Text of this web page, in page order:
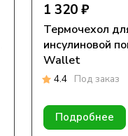
1 320 ₽
Термочехол
инсулиновой
Wallet
4.4 Под заказ
Подробнее